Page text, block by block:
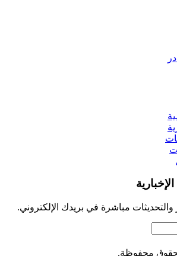
مباشرة في بريدك الإلكتروني.